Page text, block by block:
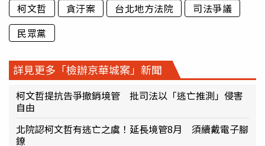
柯文哲 貪汙案 台北地方法院
司法爭議
民眾黨
詳見更多「檢辦京華城案」新聞
柯文哲提抗告爭撤銷境管 批司法以「逃亡推測」侵害
自由
北院認柯文哲有逃亡之虞！延長境管8月 須續戴電子腳
鐐